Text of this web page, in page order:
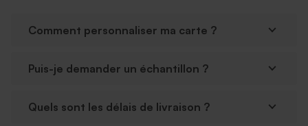
Comment personnaliser ma carte ?
Puis-je demander un échantillon ?
Quels sont les délais de livraison ?